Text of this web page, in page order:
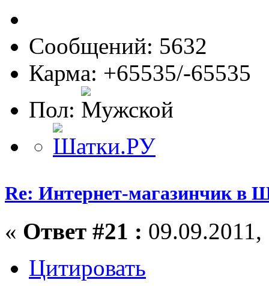
Сообщений: 5632
Карма: +65535/-65535
Пол:
Re: Интернет-магазинчик в
« Ответ #21 :
Цитировать